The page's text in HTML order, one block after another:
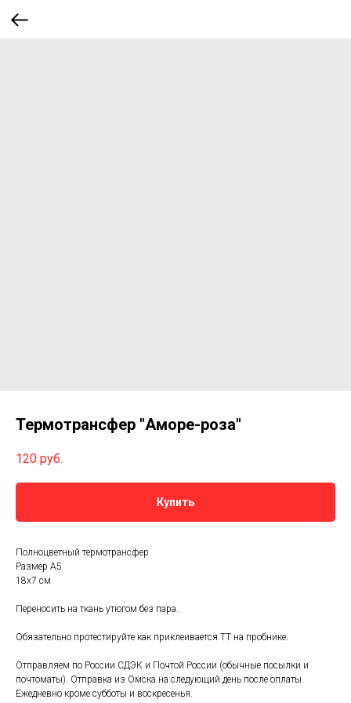
Термотрансфер "Аморе-роза"
120 руб.
Купить
Полноцветный термотрансфер
Размер А5
18х7 см
Переносить на ткань утюгом без пара.
Обязательно протестируйте как приклеивается ТТ на пробнике.
Отправляем по России СДЭК и Почтой России (обычные посылки и
почтоматы). Отправка из Омска на следующий день после оплаты.
Ежедневно кроме субботы и воскресенья.